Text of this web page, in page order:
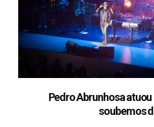
Pedro Abrunhosa
soubemos